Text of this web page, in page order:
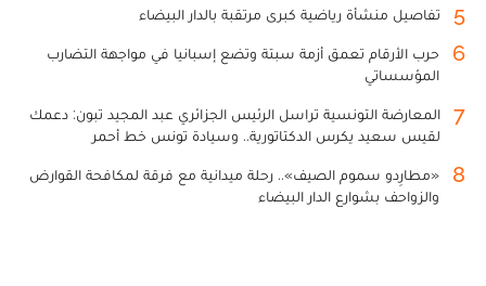
5 تفاصيل منشأة رياضية كبرى مرتقبة بالدار البيضاء
6
حرب الأرقام تعمق أزمة سبتة وتضع إسبانيا في مواجهة التضارب
المؤسساتي
7
المعارضة التونسية تراسل الرئيس الجزائري عبد المجيد تبون: دعمك
لقيس سعيد يكرس الدكتاتورية.. وسيادة تونس خط أحمر
8
«مطارِدو سموم الصيف».. رحلة ميدانية مع فرقة لمكافحة القوارض
والزواحف بشوارع الدار البيضاء